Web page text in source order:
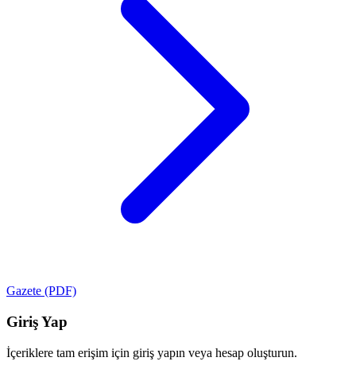
Gazete (PDF)
Giriş Yap
İçeriklere tam erişim için giriş yapın veya hesap oluşturun.